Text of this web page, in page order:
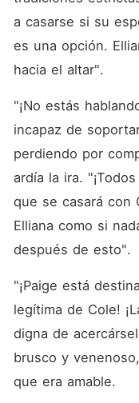
a casarse si su
es una opción.
hacia el altar".
"¡No estás
incapaz de
perdiendo por
ardía la ira.
que se casará con
Elliana como si
después de esto".
"¡Paige está
legítima de Cole!
digna de
brusco y
que era amable.